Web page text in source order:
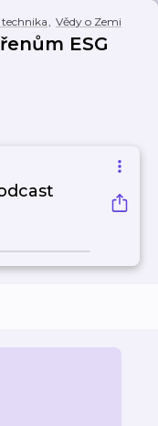
technika, Vědy o Zemi
ESG